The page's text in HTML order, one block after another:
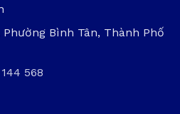
Phường Bình Tân, Thành Phố
568